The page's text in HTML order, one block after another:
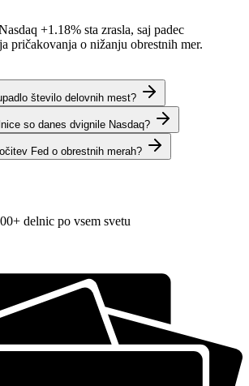
+1.18% sta zrasla, saj padec
pričakovanja o nižanju obrestnih mer.
število delovnih mest?
so danes dvignile Nasdaq?
Fed o obrestnih merah?
delnic po vsem svetu